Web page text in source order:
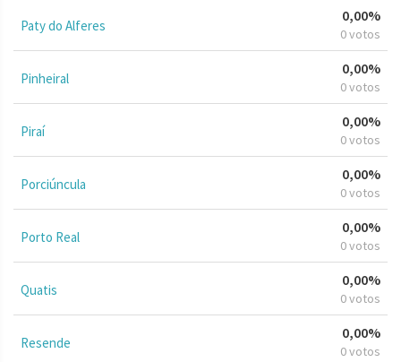
Paty do Alferes
0,00%
0 votos
Pinheiral
0,00%
0 votos
Piraí
0,00%
0 votos
Porciúncula
0,00%
0 votos
Porto Real
0,00%
0 votos
Quatis
0,00%
0 votos
Resende
0,00%
0 votos